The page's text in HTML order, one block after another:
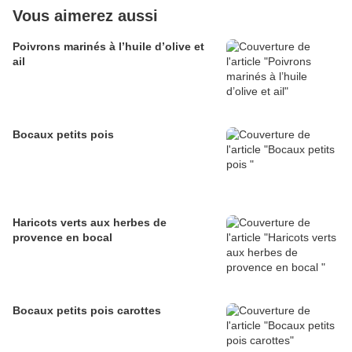
Vous aimerez aussi
Poivrons marinés à l’huile d’olive et
ail
Bocaux petits pois
Haricots verts aux herbes de
provence en bocal
Bocaux petits pois carottes